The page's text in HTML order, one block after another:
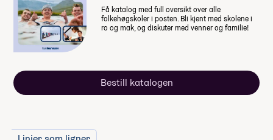
Les mer om priser, lån og stipend
Studiestøtten for neste år vedtas av
studiestøtte legges inn etter det.
Summen du må dekke selv
Få katalog med full oversikt over alle
folkehøgskoler i posten. Bli kjent med skolene i
ro og mak, og diskuter med venner og familie!
Bestill katalogen